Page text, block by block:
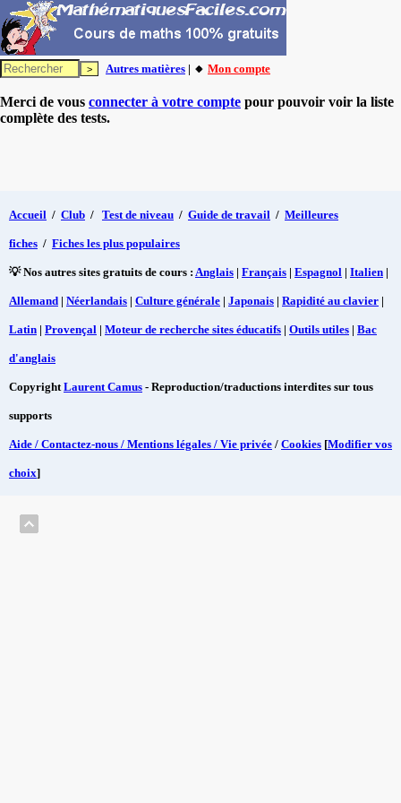
Autres matières | 🔸 Mon compte
Merci de vous connecter à votre compte pour pouvoir voir la liste
complète des tests.
Accueil / Club / Test de niveau / Guide de travail / Meilleures
fiches / Fiches les plus populaires
💡 Nos autres sites gratuits de cours : Anglais | Français | Espagnol | Italien |
Allemand | Néerlandais | Culture générale | Japonais | Rapidité au clavier |
Latin | Provençal | Moteur de recherche sites éducatifs | Outils utiles | Bac
d'anglais
CopyrightLaurent Camus - Reproduction/traductions interdites sur tous
supports
Aide / Contactez-nous / Mentions légales / Vie privée / Cookies [Modifier vos
choix]